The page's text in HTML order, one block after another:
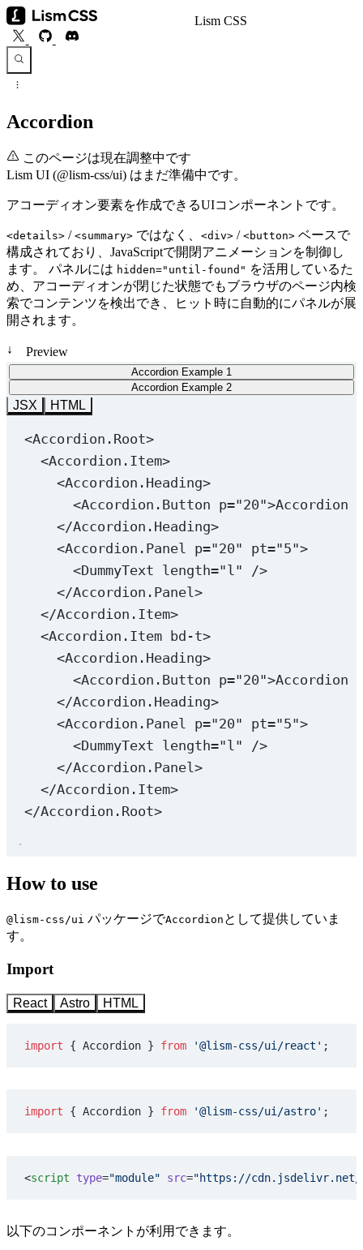
Lism CSS
Accordion
このページは現在調整中です
Lism UI (@lism-css/ui) はまだ準備中です。
アコーディオン要素を作成できるUIコンポーネントです。
<details> / <summary> ではなく、 <div> / <button> ベースで
構成されており、JavaScriptで開閉アニメーションを制御し
ます。 パネルには hidden="until-found" を活用しているた
め、アコーディオンが閉じた状態でもブラウザのページ内検
索でコンテンツを検出でき、ヒット時に自動的にパネルが展
開されます。
↓ Preview
Accordion Example 1
Accordion Example 2
JSX HTML
<Accordion.Root>
<Accordion.Item>
<Accordion.Heading>
<Accordion.Button p="20">Accordion
</Accordion.Heading>
<Accordion.Panel p="20" pt="5">
<DummyText length="l" />
</Accordion.Panel>
</Accordion.Item>
<Accordion.Item bd-t>
<Accordion.Heading>
<Accordion.Button p="20">Accordion
</Accordion.Heading>
<Accordion.Panel p="20" pt="5">
<DummyText length="l" />
</Accordion.Panel>
</Accordion.Item>
</Accordion.Root>
How to use
@lism-css/ui パッケージでAccordion として提供していま
す。
Import
React Astro HTML
import { Accordion } from '@lism-css/ui/react' ;
import { Accordion } from '@lism-css/ui/astro' ;
<script type="module" src="https://cdn.jsdelivr.net/
以下のコンポーネントが利用できます。